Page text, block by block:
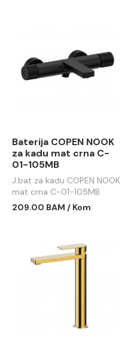
Baterija COPEN NOOK
za kadu mat crna C-
01-105MB
J.bat za kadu COPEN NOOK
mat crna C-01-105MB
209.00 BAM / Kom